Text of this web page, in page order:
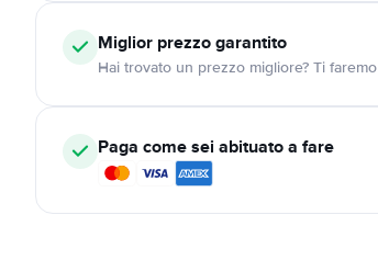
Miglior prezzo garantito
Hai trovato un prezzo migliore? Ti
Paga come sei abituato a fare